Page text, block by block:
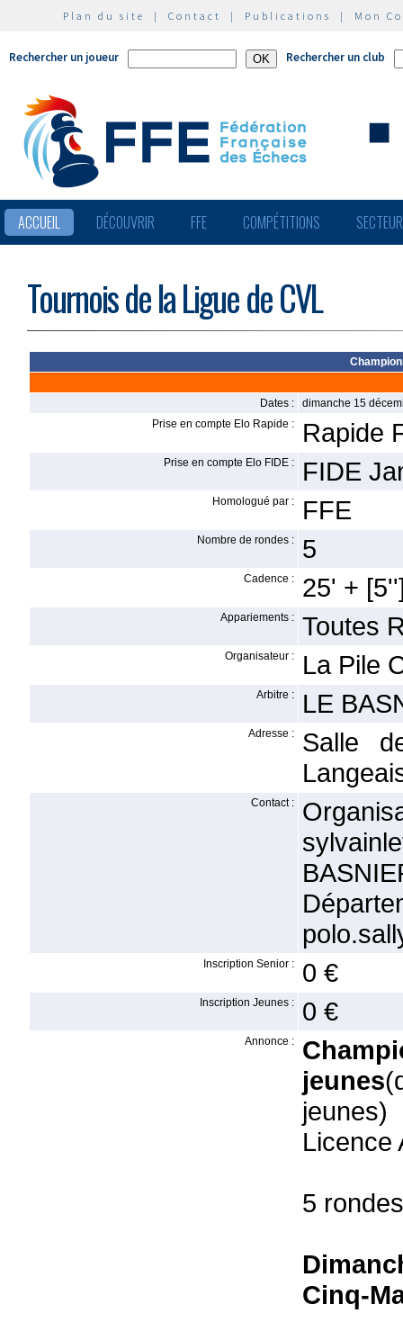
Plan du site | Contact | Publications | Mon
Rechercher un joueur Rechercher un club
ACCUEIL DÉCOUVRIR FFE COMPÉTITIONS
Tournois de la Ligue de CVL
Dates :
dimanche 15
Prise en compte Elo Rapide :
Rapide
Prise en compte Elo FIDE : FIDE
Homologué par : FFE
Nombre de rondes : 5
Cadence : 25' +
Appariements : Toutes
Organisateur : La Pile
Arbitre : LE
Adresse :
Salle
Contact :
Inscription Senior : 0 €
Inscription Jeunes : 0 €
Annonce :
jeunes
jeunes)
Licence
5
Cinq-